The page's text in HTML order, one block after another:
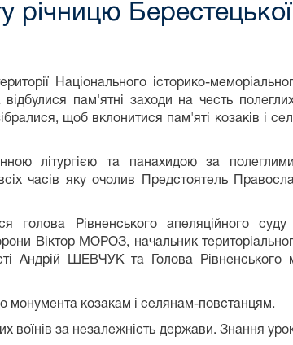
річницю
Національного історико-
пам'ятні заходи на честь полеглих
щоб вклонитися пам'яті козаків і
літургією та панахидою за
часів яку очолив Предстоятель
голова Рівненського апеляційного
Віктор МОРОЗ, начальник
Андрій ШЕВЧУК та Голова Рівненського
до монумента козакам і селянам-повстанцям.
воїнів за незалежність держави. Знання